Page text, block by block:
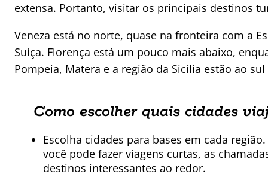
extensa. Portanto, visitar os principais destinos
Veneza está no norte, quase na fronteira com a
Suíça. Florença está um pouco mais abaixo,
Pompeia, Matera e a região da Sicília estão ao sul
Como escolher quais cidades
Escolha cidades para bases em cada
você pode fazer viagens curtas, as
destinos interessantes ao redor.